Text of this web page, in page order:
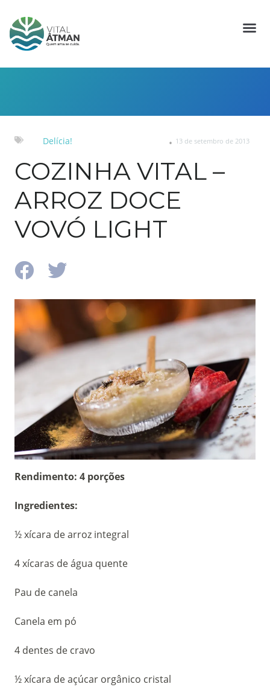
Delícia! 13 de setembro de 2013
COZINHA VITAL –
ARROZ DOCE
VOVÓ LIGHT
Rendimento: 4 porções
Ingredientes:
½ xícara de arroz integral
4 xícaras de água quente
Pau de canela
Canela em pó
4 dentes de cravo
½ xícara de açúcar orgânico cristal